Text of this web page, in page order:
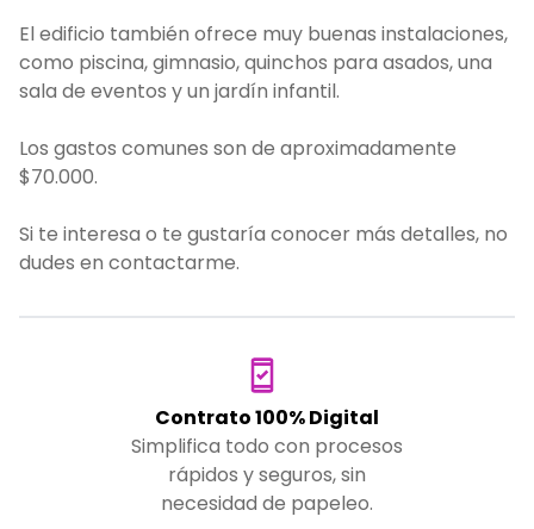
El edificio también ofrece muy buenas instalaciones,
como piscina, gimnasio, quinchos para asados, una
sala de eventos y un jardín infantil.
Los gastos comunes son de aproximadamente
$70.000.
Si te interesa o te gustaría conocer más detalles, no
dudes en contactarme.
Contrato 100% Digital
Simplifica todo con procesos
rápidos y seguros, sin
necesidad de papeleo.